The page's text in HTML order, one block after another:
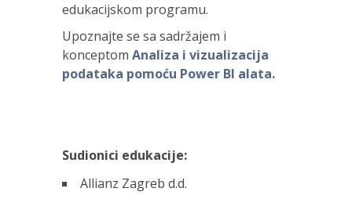
edukacijskom programu.
Upoznajte se sa sadržajem i
konceptom Analiza i vizualizacija
podataka pomoću Power BI alata.
Sudionici edukacije:
Allianz Zagreb d.d.